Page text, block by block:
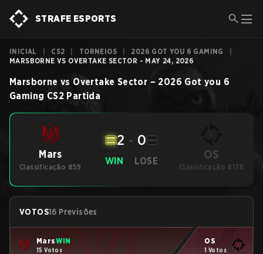
STRAFE ESPORTS
INICIAL CS2 TORNEIOS 2026 GOT YOU 6 GAMING
MARSBORNE VS OVERTAKE SECTOR - MAY 24, 2026
Marsborne vs Overtake Sector – 2026 Got you 6
Gaming CS2 Partida
Mars
Classificação #59
WIN
2 - 0
LOSE OS
Classificação #178
VOTOS16 Previsões
MarsWIN
15 Votos
OS
1 Votos